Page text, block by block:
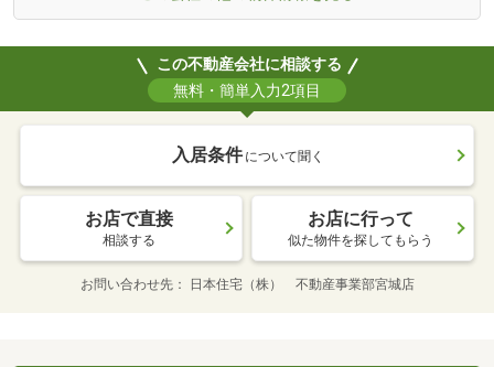
この不動産会社に相談する
無料・簡単入力2項目
入居条件 について聞く
お店で直接
相談する
お店に行って
似た物件を探してもらう
お問い合わせ先 日本住宅（株） 不動産事業部宮城店